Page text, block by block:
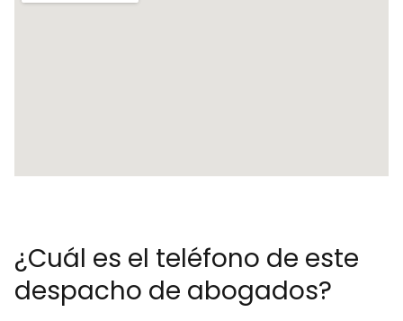
¿Cuál es el teléfono de este
despacho de abogados?